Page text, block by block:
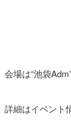
会場は“池袋
詳細はイベント